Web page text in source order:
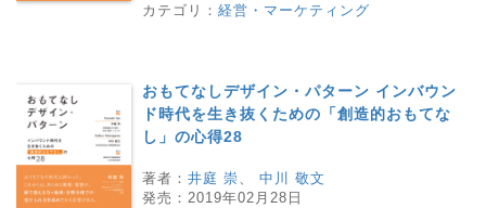
カテゴリ： 経営・マーケティング
おもてなしデザイン・パターン インバウン
ド時代を生き抜くための「創造的おもてな
し」の心得28
著者： 井庭 崇
中川 敬文
発売： 2019年02月28日